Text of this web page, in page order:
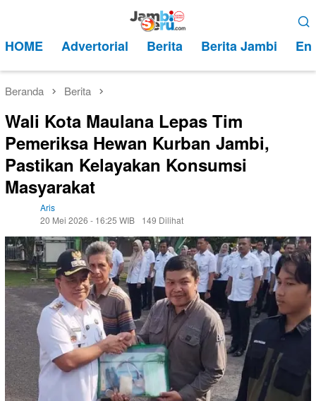
kontenMobile
HOME Advertorial Berita Berita Jambi
Beranda Berita
Wali Kota Maulana Lepas Tim
Pemeriksa Hewan Kurban Jambi,
Pastikan Kelayakan Konsumsi
Masyarakat
Aris
20 Mei 2026 - 16:25 WIB
149 Dilihat